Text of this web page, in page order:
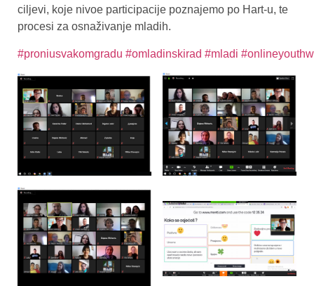
ciljevi, koje nivoe participacije poznajemo po Hart-u, te
procesi za osnaživanje mladih.
#proniusvakomgradu #omladinskirad #mladi